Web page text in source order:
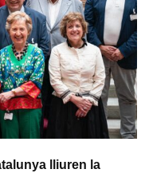
lliuren la